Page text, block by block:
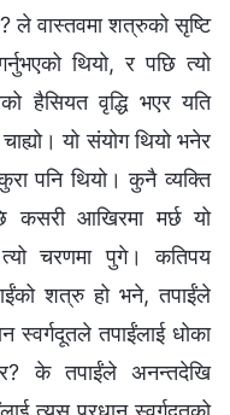
ले वास्तवमा शत्रुको सृष्टि
थियो, र पछि त्यो
हैसियत वृद्धि भएर यति
यो संयोग थियो भनेर
पनि थियो। कुनै व्यक्ति
कसरी आखिरमा मर्छ यो
चरणमा पुगे। कतिपय
शत्रु हो भने, तपाईंले
स्‍वर्गदूतले तपाईंलाई धोका
र? के तपाईंले अनन्तदेखि